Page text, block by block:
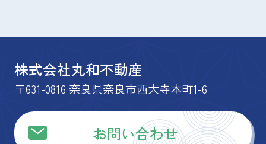
株式会社丸和不動産
〒631-0816 奈良県奈良市西大寺本町1-6
お問い合わせ